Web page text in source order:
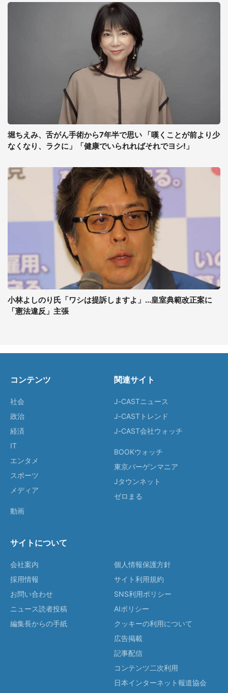
堀ちえみ、舌がん手術から7年半で思い 「嘆くことが前より少
なくなり、ラクに」「健康でいられればそれでヨシ!」
小林よしのり氏「ワシは提訴しますよ」...皇室典範改正案に
「憲法違反」主張
コンテンツ
社会
政治
経済
IT
エンタメ
スポーツ
メディア
動画
関連サイト
J-CASTニュース
J-CASTトレンド
J-CAST会社ウォッチ
BOOKウォッチ
東京バーゲンマニア
Jタウンネット
ゼロまる
サイトについて
会社案内
採用情報
お問い合わせ
ニュース読者投稿
編集長からの手紙
個人情報保護方針
サイト利用規約
SNS利用ポリシー
AIポリシー
クッキーの利用について
広告掲載
記事配信
コンテンツ二次利用
日本インターネット報道協会